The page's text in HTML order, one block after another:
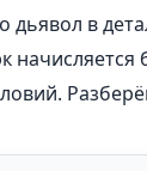
дьявол в
начисляется